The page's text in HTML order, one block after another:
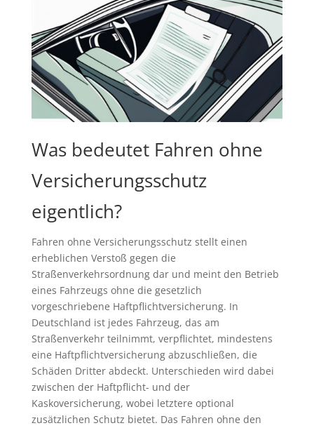
Was bedeutet Fahren ohne
Versicherungsschutz
eigentlich?
Fahren ohne Versicherungsschutz stellt einen
erheblichen Verstoß gegen die
Straßenverkehrsordnung dar und meint den Betrieb
eines Fahrzeugs ohne die gesetzlich
vorgeschriebene Haftpflichtversicherung. In
Deutschland ist jedes Fahrzeug, das am
Straßenverkehr teilnimmt, verpflichtet, mindestens
eine Haftpflichtversicherung abzuschließen, die
Schäden Dritter abdeckt. Unterschieden wird dabei
zwischen der Haftpflicht- und der
Kaskoversicherung, wobei letztere optional
zusätzlichen Schutz bietet. Das Fahren ohne den